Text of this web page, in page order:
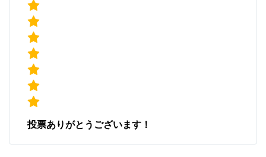
投票ありがとうございます！